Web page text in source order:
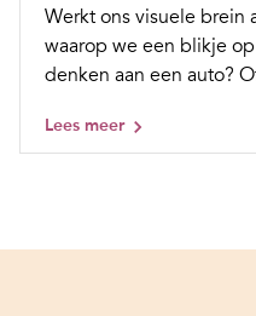
Werkt ons visuele brein
waarop we een blikje
denken aan een auto?
Lees meer